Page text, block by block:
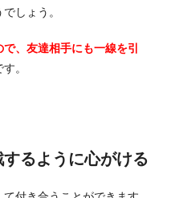
しょう。
、友達相手にも一線を引
。
るように心がける